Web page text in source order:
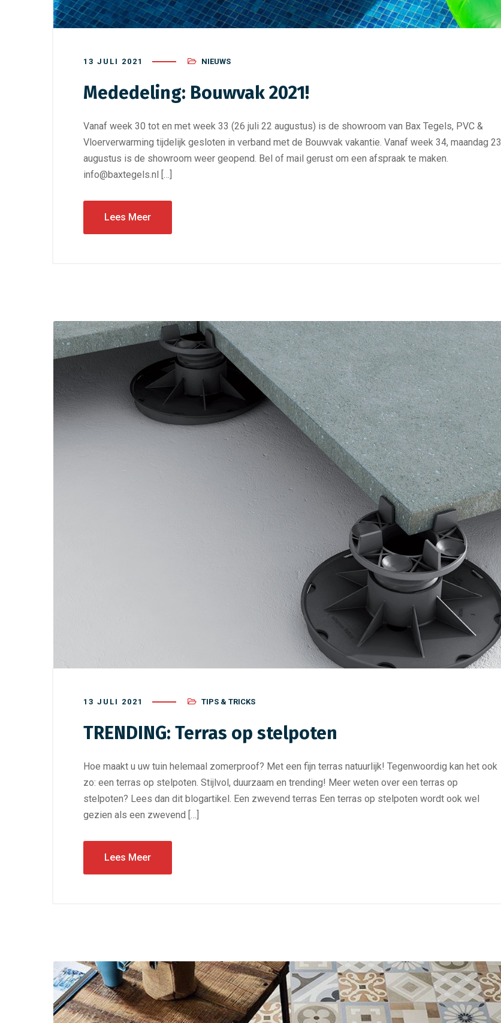
13 JULI 2021 NIEUWS
Mededeling: Bouwvak 2021!
Vanaf week 30 tot en met week 33 (26 juli 22 augustus) is de showroom van Bax Tegels, PVC &
Vloerverwarming tijdelijk gesloten in verband met de Bouwvak vakantie. Vanaf week 34, maandag 23
augustus is de showroom weer geopend. Bel of mail gerust om een afspraak te maken.
info@baxtegels.nl […]
Lees Meer
13 JULI 2021 TIPS & TRICKS
TRENDING: Terras op stelpoten
Hoe maakt u uw tuin helemaal zomerproof? Met een fijn terras natuurlijk! Tegenwoordig kan het ook
zo: een terras op stelpoten. Stijlvol, duurzaam en trending! Meer weten over een terras op
stelpoten? Lees dan dit blogartikel. Een zwevend terras Een terras op stelpoten wordt ook wel
gezien als een zwevend […]
Lees Meer